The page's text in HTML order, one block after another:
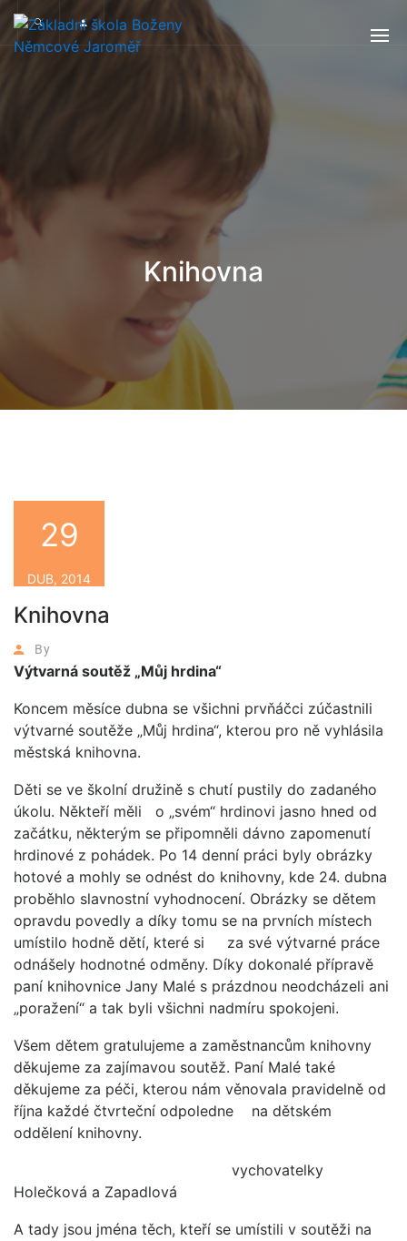
Knihovna
Knihovna
By
29
DUB, 2014
Výtvarná soutěž „Můj hrdina“
Koncem měsíce dubna se všichni prvňáčci zúčastnili
výtvarné soutěže „Můj hrdina“, kterou pro ně vyhlásila
městská knihovna.
Děti se ve školní družině s chutí pustily do zadaného
úkolu. Někteří měli o „svém“ hrdinovi jasno hned od
začátku, některým se připomněli dávno zapomenutí
hrdinové z pohádek. Po 14 denní práci byly obrázky
hotové a mohly se odnést do knihovny, kde 24. dubna
proběhlo slavnostní vyhodnocení. Obrázky se dětem
opravdu povedly a díky tomu se na prvních místech
umístilo hodně dětí, které si za své výtvarné práce
odnášely hodnotné odměny. Díky dokonalé přípravě
paní knihovnice Jany Malé s prázdnou neodcházeli ani
„poražení“ a tak byli všichni nadmíru spokojeni.
Všem dětem gratulujeme a zaměstnancům knihovny
děkujeme za zajímavou soutěž. Paní Malé také
děkujeme za péči, kterou nám věnovala pravidelně od
října každé čtvrteční odpoledne na dětském
oddělení knihovny.
vychovatelky
Holečková a Zapadlová
A tady jsou jména těch, kteří se umístili v soutěži na